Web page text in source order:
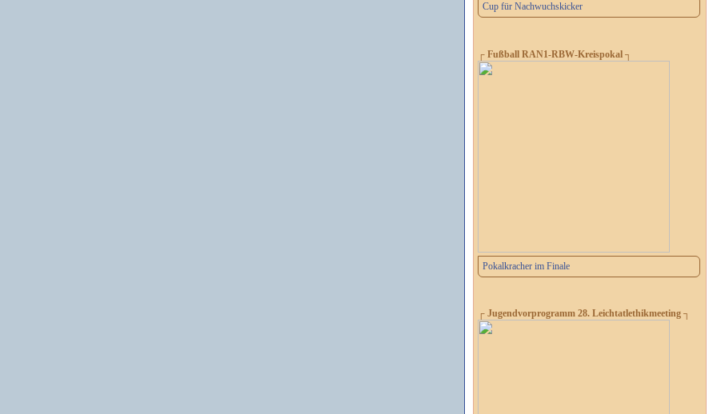
Cup für Nachwuchskicker
┌ Fußball RAN1-RBW-Kreispokal ┐
Pokalkracher im Finale
┌ Jugendvorprogramm 28. Leichtatlethikmeeting ┐